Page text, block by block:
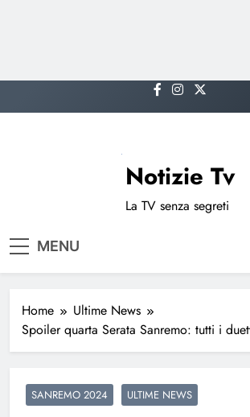
to
Notizie Tv
La TV senza segreti
MENU
Home
Ultime News
Spoiler quarta Serata Sanremo: tutti i
SANREMO 2024 ULTIME NEWS